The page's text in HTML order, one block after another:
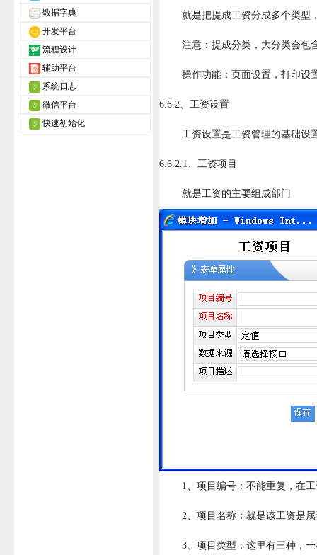
数据字典
开发平台
流程设计
辅助平台
系统日志
微信平台
快速初始化
就是把提成工资分成多个类型
注意：提成分类，大分类会包含
操作功能：页面设置，打印设置
6.6.2、工资设置
工资设置是工资管理的基础设置
6.6.2.1、工资项目
就是工资的主要组成部门
1、项目编号：不能重复，在工
2、项目名称：就是该工资是属
3、项目类型：这里有三种，一种